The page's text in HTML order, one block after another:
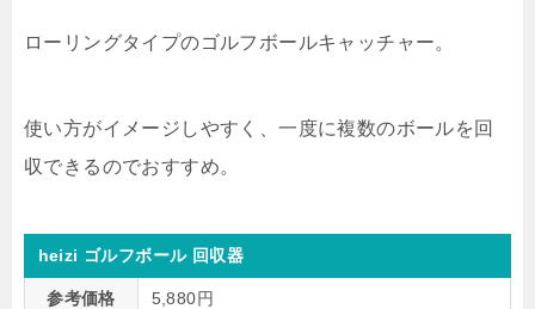
ローリングタイプのゴルフボールキャッチャー。
使い方がイメージしやすく、一度に複数のボールを回
収できるのでおすすめ。
heizi ゴルフボール 回収器
参考価格 5,880円